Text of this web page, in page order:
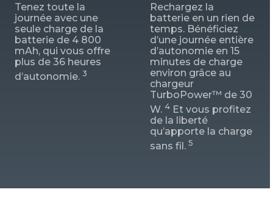
Tenez toute la
journée avec une
seule charge de la
batterie de 4 800
mAh, qui vous offre
plus de 36 heures
d’autonomie. 3
Rechargez la
batterie en un rien de
temps. Bénéficiez
d’une journée entière
d’autonomie en 15
minutes de charge
environ grâce au
chargeur
TurboPower™ de 30
W. 4Et vous profitez
de la liberté
qu’apporte la charge
sans fil. 5